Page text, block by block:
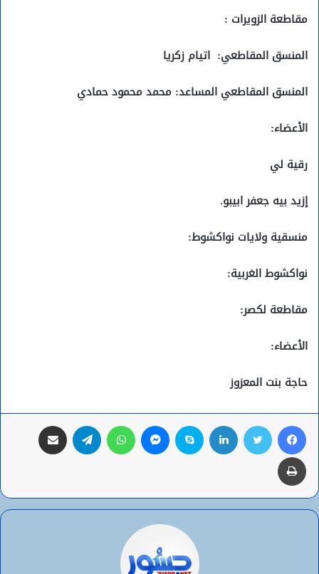
مقاطعة الزويرات :
المنسق المقاطعي: اتيام زكريا
المنسق المقاطعي المساعد: محمد محمود حمادي
الأعضاء:
رقية لي
إزيد بيه جعفر ابيبو.
منسقية ولايات نواكشوط:
نواكشوط الغربية:
مقاطعة لكصر:
الأعضاء:
حاجة بنت المعزوز
فيسبوك تويتر لينكدإن سكايب ماسنجر واتساب تيلقرام
طباعة